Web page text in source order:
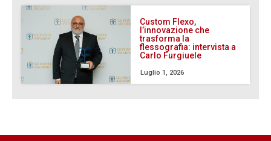
Custom Flexo,
l’innovazione che
trasforma la
flessografia: intervista a
Carlo Furgiuele
Luglio 1, 2026